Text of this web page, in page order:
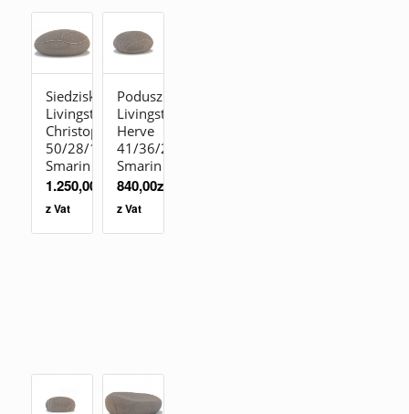
Siedzisko
Livingstones
Christophe
50/28/19
Smarin
1.250,00
z Vat
Poduszka
Livingstones
Herve
41/36/23
Smarin
840,00zł
z Vat